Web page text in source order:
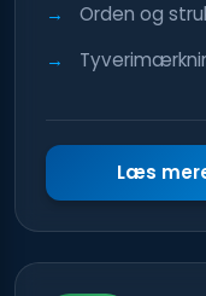
Orden og
Læs